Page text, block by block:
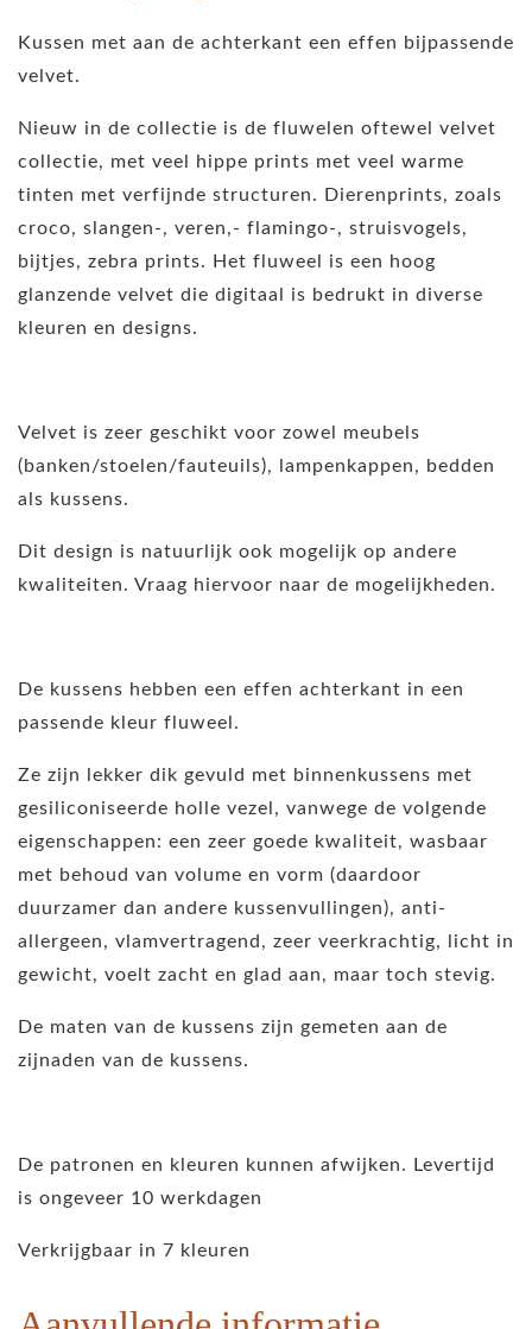
Kussen met aan de achterkant een effen bijpassende
velvet.
Nieuw in de collectie is de fluwelen oftewel velvet
collectie, met veel hippe prints met veel warme
tinten met verfijnde structuren. Dierenprints, zoals
croco, slangen-, veren,- flamingo-, struisvogels,
bijtjes, zebra prints. Het fluweel is een hoog
glanzende velvet die digitaal is bedrukt in diverse
kleuren en designs.
Velvet is zeer geschikt voor zowel meubels
(banken/stoelen/fauteuils), lampenkappen, bedden
als kussens.
Dit design is natuurlijk ook mogelijk op andere
kwaliteiten. Vraag hiervoor naar de mogelijkheden.
De kussens hebben een effen achterkant in een
passende kleur fluweel.
Ze zijn lekker dik gevuld met binnenkussens met
gesiliconiseerde holle vezel, vanwege de volgende
eigenschappen: een zeer goede kwaliteit, wasbaar
met behoud van volume en vorm (daardoor
duurzamer dan andere kussenvullingen), anti-
allergeen, vlamvertragend, zeer veerkrachtig, licht in
gewicht, voelt zacht en glad aan, maar toch stevig.
De maten van de kussens zijn gemeten aan de
zijnaden van de kussens.
De patronen en kleuren kunnen afwijken. Levertijd
is ongeveer 10 werkdagen
Verkrijgbaar in 7 kleuren